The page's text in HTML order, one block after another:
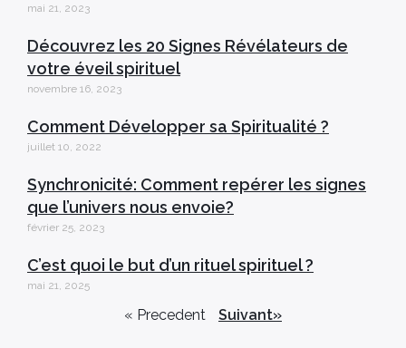
mai 21, 2023
Découvrez les 20 Signes Révélateurs de
votre éveil spirituel
novembre 16, 2023
Comment Développer sa Spiritualité ?
juillet 10, 2022
Synchronicité: Comment repérer les signes
que l’univers nous envoie?
février 25, 2023
C’est quoi le but d’un rituel spirituel ?
mai 21, 2025
« Precedent Suivant»